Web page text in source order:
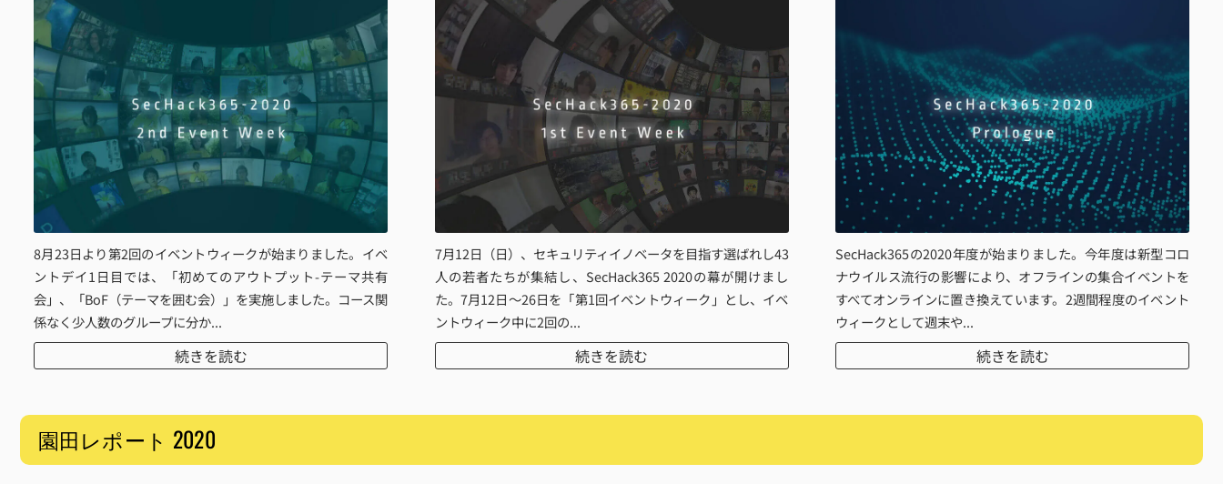
8月23日より第2回のイベントウィークが始まりました。イベ
ントデイ1日目では、「初めてのアウトプット-テーマ共有
会」、「BoF（テーマを囲む会）」を実施しました。コース関
係なく少人数のグループに分か...
続きを読む
7月12日（日）、セキュリティイノベータを目指す選ばれし43
人の若者たちが集結し、SecHack365 2020の幕が開けまし
た。7月12日～26日を「第1回イベントウィーク」とし、イベ
ントウィーク中に2回の...
続きを読む
SecHack365の2020年度が始まりました。今年度は新型コロ
ナウイルス流行の影響により、オフラインの集合イベントを
すべてオンラインに置き換えています。2週間程度のイベント
ウィークとして週末や...
続きを読む
園田レポート 2020